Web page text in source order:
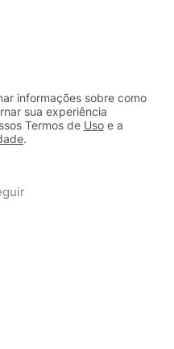
informações sobre como
sua experiência
Termos de Usoe a
.